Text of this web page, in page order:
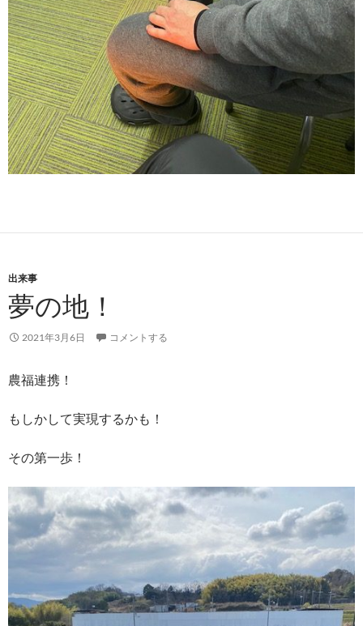
出来事
夢の地！
2021年3月6日 コメントする
農福連携！
もしかして実現するかも！
その第一歩！